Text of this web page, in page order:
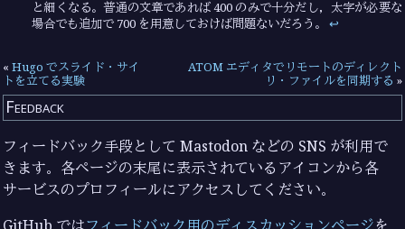
と細くなる。普通の文章であれば 400 のみで十分だし，太字が必要な
場合でも追加で 700 を用意しておけば問題ないだろう。↩︎
«Hugo でスライド・サイ
トを立てる実験
ATOM エディタでリモートのディレクト
リ・ファイルを同期する »
Feedback
フィードバック手段として Mastodon などの SNS が利用で
きます。各ページの末尾に表示されているアイコンから各
サービスのプロフィールにアクセスしてください。